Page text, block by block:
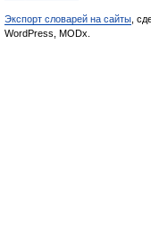
Экспорт словарей на сайты ,
WordPress, MODx.